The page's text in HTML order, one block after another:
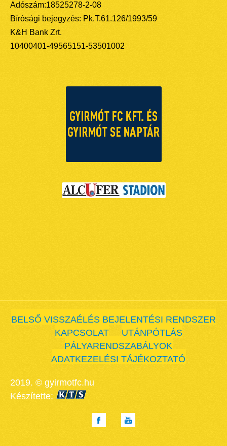
Adószám:18525278-2-08
Bírósági bejegyzés: Pk.T.61.126/1993/59
K&H Bank Zrt.
10400401-49565151-53501002
BELSŐ VISSZAÉLÉS BEJELENTÉSI RENDSZER
KAPCSOLAT
UTÁNPÓTLÁS
PÁLYARENDSZABÁLYOK
ADATKEZELÉSI TÁJÉKOZTATÓ
2019. © gyirmotfc.hu
Készítette: